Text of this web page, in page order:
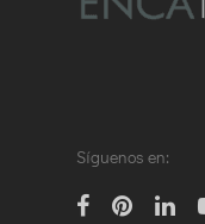
Síguenos en:
facebook
pinterest